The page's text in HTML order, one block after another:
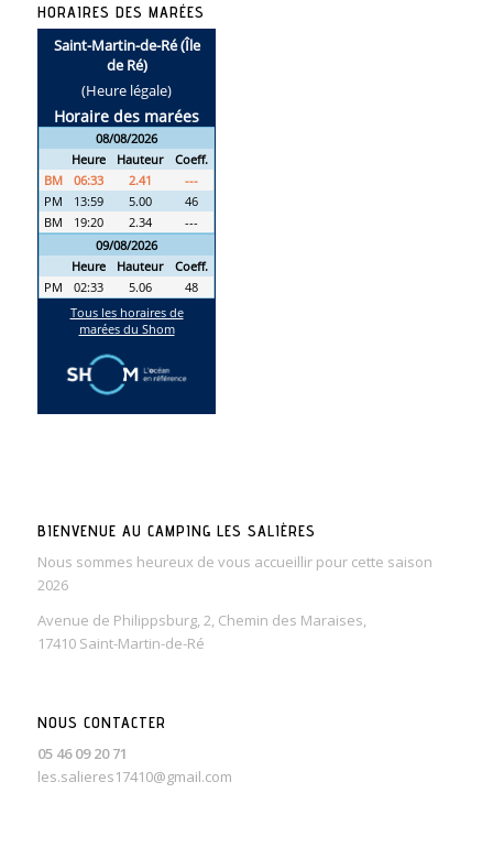
HORAIRES DES MARÉES
BIENVENUE AU CAMPING LES SALIÈRES
Nous sommes heureux de vous accueillir pour cette saison
2026
Avenue de Philippsburg, 2, Chemin des Maraises,
17410 Saint-Martin-de-Ré
NOUS CONTACTER
05 46 09 20 71
les.salieres17410@gmail.com